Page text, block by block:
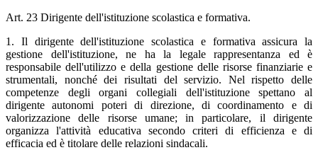
Art. 23 Dirigente dell'istituzione scolastica e formativa.
1. Il dirigente dell'istituzione scolastica e formativa assicura la
gestione dell'istituzione, ne ha la legale rappresentanza ed è
responsabile dell'utilizzo e della gestione delle risorse finanziarie e
strumentali, nonché dei risultati del servizio. Nel rispetto delle
competenze degli organi collegiali dell'istituzione spettano al
dirigente autonomi poteri di direzione, di coordinamento e di
valorizzazione delle risorse umane; in particolare, il dirigente
organizza l'attività educativa secondo criteri di efficienza e di
efficacia ed è titolare delle relazioni sindacali.